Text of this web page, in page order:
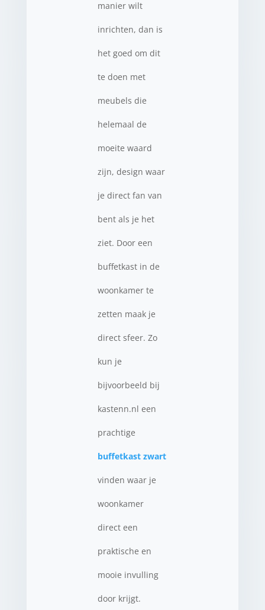
manier wilt
inrichten, dan is
het goed om dit
te doen met
meubels die
helemaal de
moeite waard
zijn, design waar
je direct fan van
bent als je het
ziet. Door een
buffetkast in de
woonkamer te
zetten maak je
direct sfeer. Zo
kun je
bijvoorbeeld bij
kastenn.nl een
prachtige
buffetkast zwart
vinden waar je
woonkamer
direct een
praktische en
mooie invulling
door krijgt.